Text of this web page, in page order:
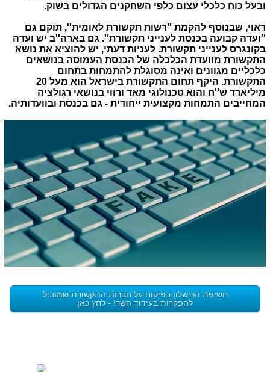
ובעל כוח כלכלי עצום כלפי השחקנים הגדולים בשוק.
ראוי, שבנוסף להקמת ''רשות תקשורת לאומית'', תוקם גם
''ועדה קבועה בכנסת לענייני תקשורת''. גם בארה''ב יש ועדה
בקונגרס לענייני תקשורת. לעניות דעתי, יש להוציא את נושא
התקשורת מוועדת הכלכלה של הכנסת העמוסה בנושאים
כלכליים מגוונים ואינה מסוגלת להתמחות בתחום
התקשורת. היקף תחום התקשורת בישראל הוא מעל 20
מיליארד ש''ח והוא טכנולוגי מאד ורווי בנושאי רגולציה
המחייבים התמחות מקצועית ייחודית - גם בכנסת ובוועדותיה.
חשיפת הכישלון בפיקוח על חברות התקשורת שמוביל
להפקרות בעידוד השר! - לחץ כאן